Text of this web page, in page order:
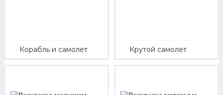
Корабль и самолет Крутой самолет